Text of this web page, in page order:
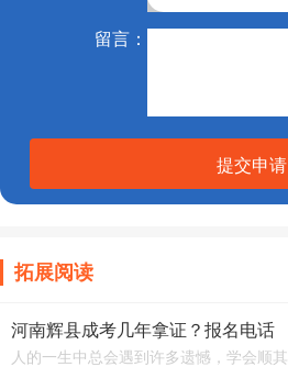
留言：
提交申请
拓展阅读
河南辉县成考几年拿证？报名电话
人的一生中总会遇到许多遗憾，学会顺其